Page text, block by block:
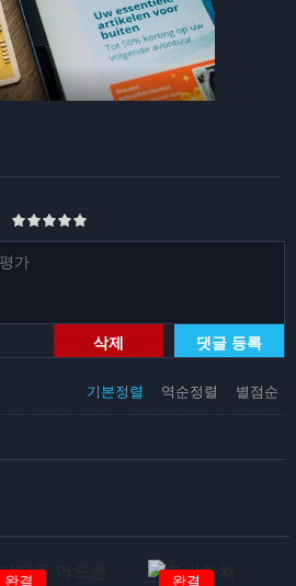
삭제 댓글 등록
기본정렬 역순정렬 별점순
완결 완결